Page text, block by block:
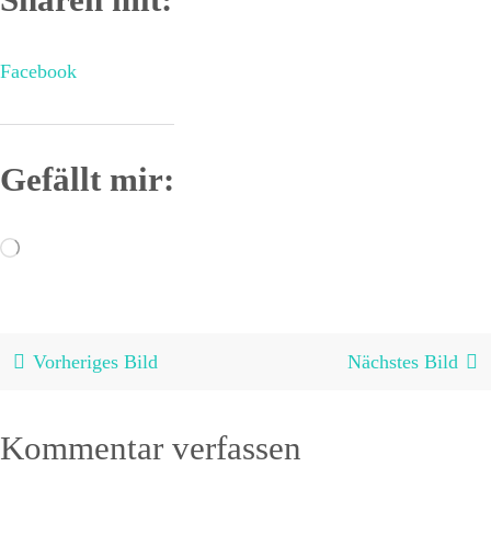
Facebook
Gefällt mir:
Wird
Vorheriges Bild Nächstes Bild
Kommentar verfassen